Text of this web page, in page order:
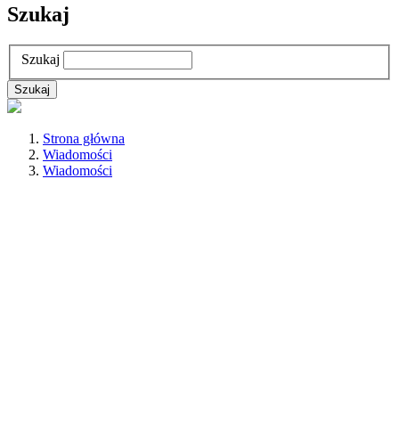
Szukaj
Szukaj
Strona główna
Wiadomości
Wiadomości